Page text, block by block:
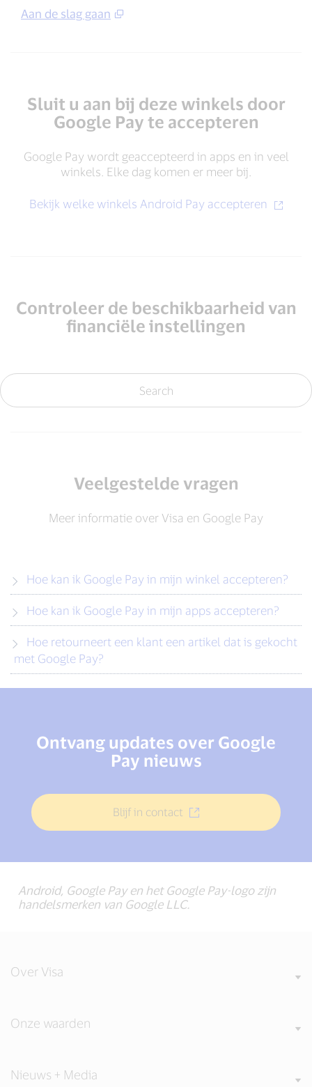
Aan de slag gaan
Sluit u aan bij deze winkels door
Google Pay te accepteren
Google Pay wordt geaccepteerd in apps en in veel
winkels. Elke dag komen er meer bij.
Bekijk welke winkels Android Pay accepteren
Controleer de beschikbaarheid van
financiële instellingen
Search
Veelgestelde vragen
Meer informatie over Visa en Google Pay
Hoe kan ik Google Pay in mijn winkel accepteren?
Hoe kan ik Google Pay in mijn apps accepteren?
met Google Pay?
Ontvang updates over Google
Pay nieuws
Blijf in contact
Android, Google Pay en het Google Pay-logo zijn
handelsmerken van Google LLC.
Over Visa
Onze waarden
Nieuws + Media